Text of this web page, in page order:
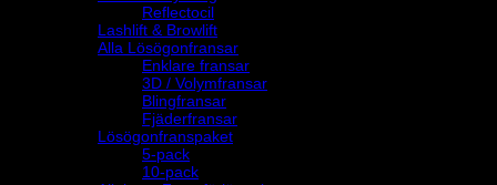
Reflectocil
Lashlift & Browlift
Alla Lösögonfransar
Enklare fransar
3D / Volymfransar
Blingfransar
Fjäderfransar
Lösögonfranspaket
5-pack
10-pack